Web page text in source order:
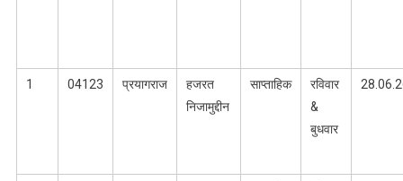
1 04123 प्रयागराज
हजरत
निजामुद्दीन
साप्ताहिक
रविवार
&
बुधवार